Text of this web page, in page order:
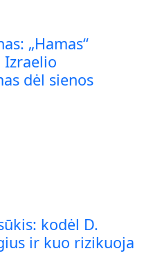
„Hamas“
Izraelio
dėl sienos
kodėl D.
ir kuo rizikuoja